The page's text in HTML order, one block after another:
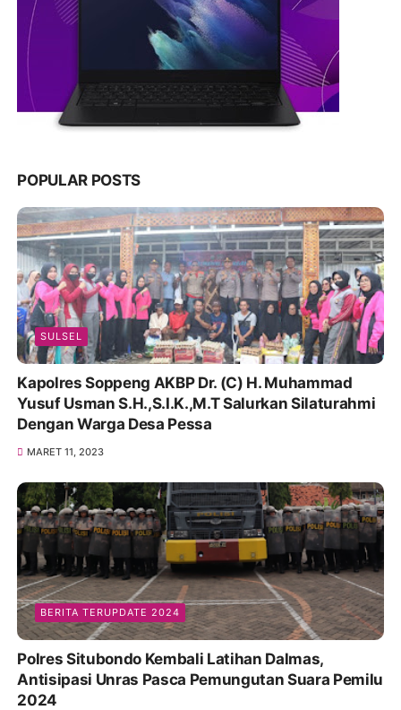
POPULAR POSTS
SULSEL
Kapolres Soppeng AKBP Dr. (C) H. Muhammad
Yusuf Usman S.H.,S.I.K.,M.T Salurkan Silaturahmi
Dengan Warga Desa Pessa
MARET 11, 2023
BERITA TERUPDATE 2024
Polres Situbondo Kembali Latihan Dalmas,
Antisipasi Unras Pasca Pemungutan Suara Pemilu
2024